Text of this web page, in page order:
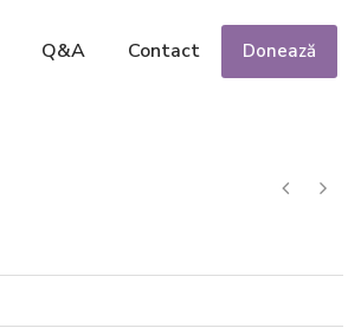
Q&A Contact Donează